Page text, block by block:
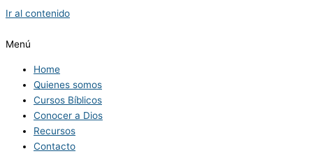
Ir al contenido
Menú
Home
Quienes somos
Cursos Bíblicos
Conocer a Dios
Recursos
Contacto